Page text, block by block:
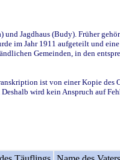
Jagdhaus (Budy). Früher
im Jahr 1911 aufgeteilt und
Gemeinden, in den
ist von einer Kopie
wird kein Anspruch auf